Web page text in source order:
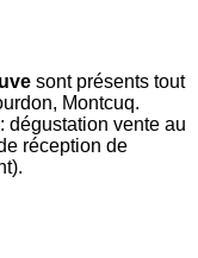
sont présents tout
Montcuq.
dégustation vente au
réception de